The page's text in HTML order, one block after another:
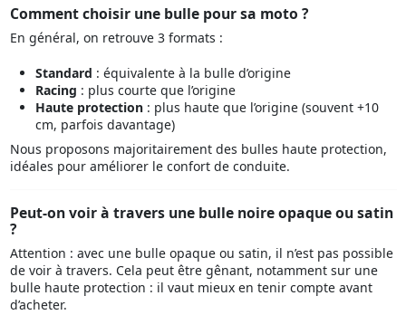
Comment choisir une bulle pour sa moto ?
En général, on retrouve 3 formats :
Standard : équivalente à la bulle d’origine
Racing : plus courte que l’origine
Haute protection: plus haute que l’origine (souvent +10
cm, parfois davantage)
Nous proposons majoritairement des bulles haute protection,
idéales pour améliorer le confort de conduite.
Peut-on voir à travers une bulle noire opaque ou satin
?
Attention : avec une bulle opaque ou satin, il n’est pas possible
de voir à travers. Cela peut être gênant, notamment sur une
bulle haute protection : il vaut mieux en tenir compte avant
d’acheter.